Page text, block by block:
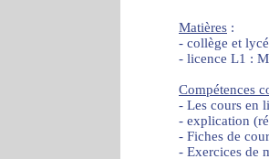
Matières :
- collège et
- licence L1 :
Compétences
- Les cours en
- explication
- Fiches de
- Exercices de